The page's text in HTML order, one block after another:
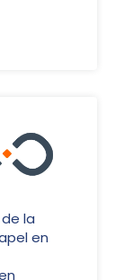
la
en